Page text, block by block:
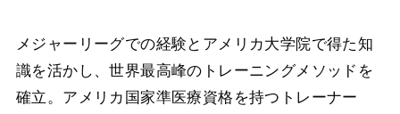
メジャーリーグでの経験とアメリカ大学院で得た知
識を活かし、世界最高峰のトレーニングメソッドを
確立。アメリカ国家準医療資格を持つトレーナー